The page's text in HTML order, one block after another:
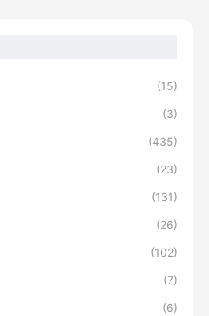
(15)
(3)
(435)
(23)
(131)
(26)
(102)
(7)
(6)